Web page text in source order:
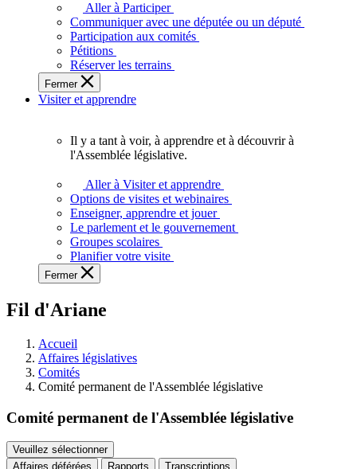
plein
potentiel,
l'Assemblée
a
besoin
de
Aller à Participer
Communiquer avec une députée ou un député
Participation aux comités
Pétitions
Réserver les terrains
Fermer
Visiter et apprendre
voir,
apprendre
et
à
à
législative.
Il y a tant à voir, à apprendre et à découvrir à
l'Assemblée législative.
Aller à Visiter et apprendre
Options de visites et webinaires
Enseigner, apprendre et jouer
Le parlement et le gouvernement
Groupes scolaires
Planifier votre visite
Fermer
Fil d'Ariane
Accueil
Affaires législatives
Comités
Comité permanent de l'Assemblée législative
Comité permanent de l'Assemblée législative
Veuillez sélectionner
Affaires déférées
Rapports Transcriptions